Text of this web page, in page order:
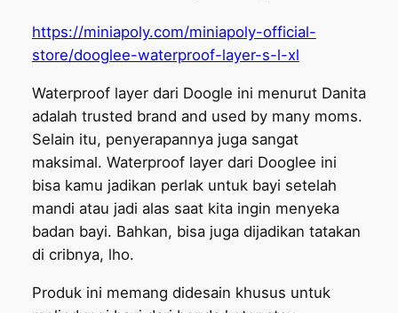
https://miniapoly.com/miniapoly-official-
store/dooglee-waterproof-layer-s-l-xl
Waterproof layer dari Doogle ini menurut Danita
adalah trusted brand and used by many moms.
Selain itu, penyerapannya juga sangat
maksimal. Waterproof layer dari Dooglee ini
bisa kamu jadikan perlak untuk bayi setelah
mandi atau jadi alas saat kita ingin menyeka
badan bayi. Bahkan, bisa juga dijadikan tatakan
di cribnya, lho.
Produk ini memang didesain khusus untuk